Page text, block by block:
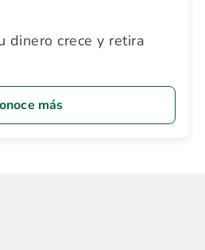
dinero crece y retira
más